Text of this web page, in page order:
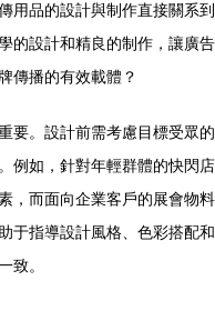
用品的設計與制作直接關系到
的設計和精良的制作，讓廣告
傳播的有效載體？
要。設計前需考慮目標受眾的
例如，針對年輕群體的快閃店
，而面向企業客戶的展會物料
于指導設計風格、色彩搭配和
致。